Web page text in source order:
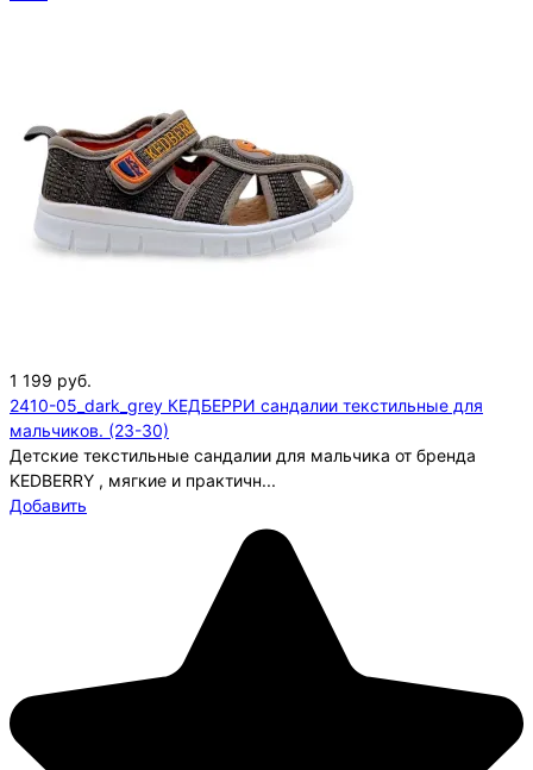
1 199 руб.
2410-05_dark_grey КЕДБЕРРИ сандалии текстильные для
мальчиков. (23-30)
Детские текстильные сандалии для мальчика от бренда
KEDBERRY , мягкие и практичн...
Добавить